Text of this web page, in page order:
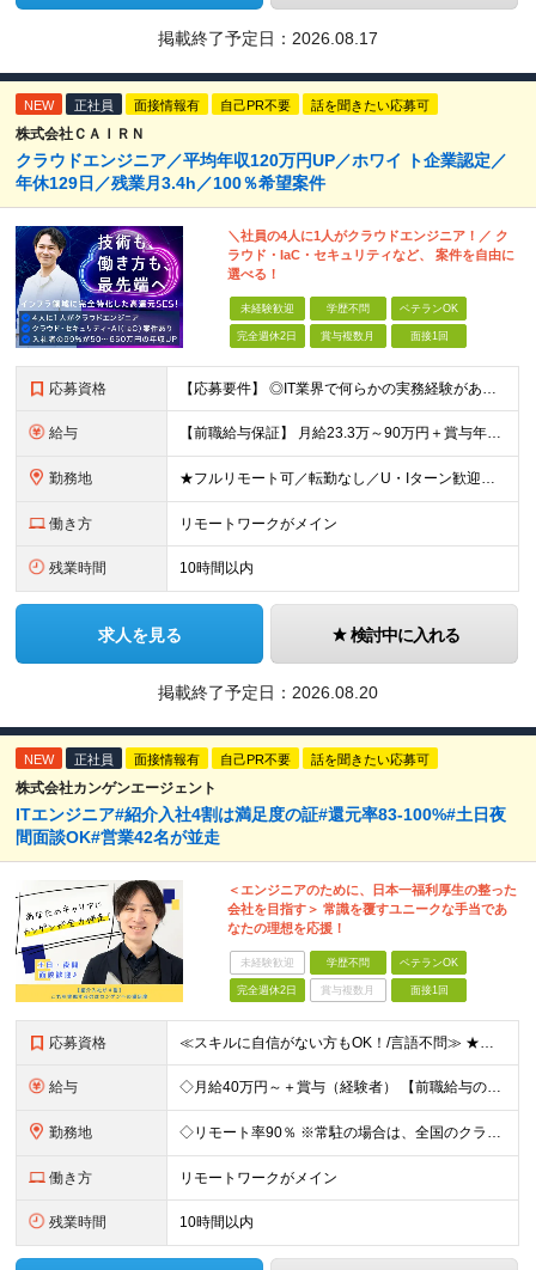
掲載終了予定日： 2026.08.17
NEW 正社員 面接情報有 自己PR不要 話を聞きたい応募可
株式会社ＣＡＩＲＮ
クラウドエンジニア／平均年収120万円UP／ホワイ ト企業認定／
年休129日／残業月3.4h／100％希望案件
＼社員の4人に1人がクラウドエンジニア！／ ク
ラウド・IaC・セキュリティなど、 案件を自由に
選べる！
未経験歓迎 学歴不問 ベテランOK
完全週休2日 賞与複数月 面接1回
応募資格 【応募要件】 ◎IT業界で何らかの実務経験がある方 └2～3ヶ月の実務経験のある方は歓迎します！ 例）PCキッティングやモバイル通信基地局の業務経験者など インフラエンジニアとして経験のある方は、
給与 【前職給与保証】 月給23.3万～90万円＋賞与年2回＋インセンティブ ★年収1000万円以上の実績あり！ ※上記月給には月20～30時間分（2万9,300円～21万7,900円）の固定残業代を含み
勤務地 ★フルリモート可／転勤なし／U・Iターン歓迎★ ◎勤務地は相談の上、ご自宅近くに調整します！ 【勤務地】 本社、または東京／埼玉／千葉／神奈川／愛知／仙台のクライアント先 ◎完全在宅（フルリモート）
働き方 リモートワークがメイン
残業時間 10時間以内
求人を見る 検討中に入れる
掲載終了予定日： 2026.08.20
NEW 正社員 面接情報有 自己PR不要 話を聞きたい応募可
株式会社カンゲンエージェント
ITエンジニア#紹介入社4割は満足度の証#還元率83-100%#土日夜
間面談OK#営業42名が並走
＜エンジニアのために、日本一福利厚生の整った
会社を目指す＞ 常識を覆すユニークな手当であ
なたの理想を応援！
未経験歓迎 学歴不問 ベテランOK
完全週休2日 賞与複数月 面接1回
応募資格 ≪スキルに自信がない方もOK！/言語不問≫ ★第二新卒歓迎・ブランクがある方も歓迎！ ◆学歴不問 ◆微経験OK（何らかのエンジニア実務経験を1年以上お持ちの方） ＼エンジニアの皆様の不満を解決しま
給与 ◇月給40万円～＋賞与（経験者） 【前職給与の総収入額を保証】 ※上記には固定残業代（30時間分／6万7000円～）が含まれています。超過分は時間外手当を別途支給。 ※試用期間3ヶ月（期間中は契約社員
勤務地 ◇リモート率90％ ※常駐の場合は、全国のクライアント案件にアサイン予定（東京・神奈川・埼玉・千葉・愛知・大阪・福岡メイン） 【拠点】 ◆本社／東京都渋谷区道玄坂1丁目10番8号 渋谷道玄坂東急ビル
働き方 リモートワークがメイン
残業時間 10時間以内